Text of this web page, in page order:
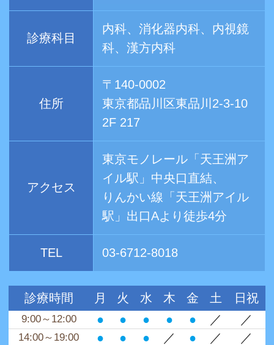
診療科目
内科、消化器内科、内視鏡
科、漢方内科
住所
〒140-0002
東京都品川区東品川2-3-10
2F 217
アクセス
東京モノレール「天王洲ア
イル駅」中央口直結、
りんかい線「天王洲アイル
駅」出口Aより徒歩4分
TEL 03-6712-8018
診療時間 月 火 水 木 金 土 日祝
9:00～12:00 ● ● ● ● ● ／ ／
14:00～19:00 ● ● ● ／ ● ／ ／